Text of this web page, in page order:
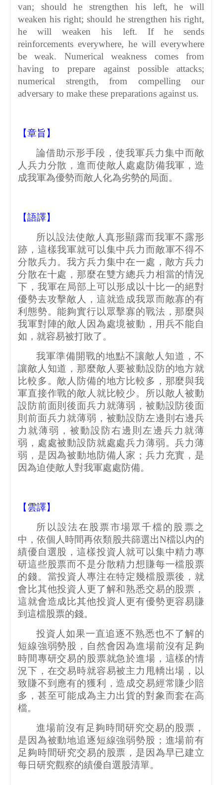
van; should he strengthen his left, he will
weaken his right; should he strengthen his right,
he will weaken his left. If he sends
reinforcements everywhere, he will everywhere
be weak. Numerical weakness comes from
having to prepare against possible attacks;
numerical strength, from compelling our
adversary to make these preparations against us.
【章旨】
論借助示形手段，使我軍兵力集中而敵
人兵力分散，進而使敵人處處防備我軍，造
成我軍為優勢而敵人化為劣勢的局面。
【語譯】
所以設法使敵人真形顯露而我軍不露形
跡，這樣我軍就可以集中兵力而敵軍不得不
分散兵力。我方兵力集中在一處，敵方兵力
分散在十處，那麼在雙方總兵力相當的情況
下，我軍在局部上可以形成以十比一的絕對
優勢去攻擊敵人，這就造成我眾而敵寡的有
利態勢。能夠實行以眾擊寡的戰法，那麼與
我軍對陣的敵人因為處境被動，用兵不能自
如，就容易被打敗了。
我軍準備開戰的地點不讓敵人知道，不
讓敵人知道，那麼敵人要被動設防的地方就
比較多。敵人防備的地方比較多，那麼與我
軍直接作戰的敵人就比較少。所以敵人被動
設防前面則後面兵力就薄弱，被動設防後面
則前面兵力就薄弱，被動設防左邊則右邊兵
力就薄弱，被動設防右邊則左邊兵力就薄
弱，處處被動設防就處處兵力薄弱。兵力薄
弱，是因為被動地防備人家；兵力充實，是
因為迫使敵人對我軍處處防備。
【雲譯】
所以設法在股票市場眾千檔的股票之
中，依個人時間再依類股共篩選出N檔以內的
績優自選股，這樣投資人就可以集中精力專
研這些股票而不是分散精力想賺每一檔股票
的錢。當投資人專注在特定幾檔股票後，就
會比其他投資人更了解和熟悉交易的股票，
這就會造成比其他投資人更有優勢更容易賺
到這檔股票的錢。
投資人如果一直追逐不熟悉也不了解的
短線強弱勢股，自然會因為進場前沒有足夠
時間專研交易的股票就急於進場，這樣的情
況下，在交易時就容易被主力甩轎出場，以
致賺不到應有的獲利，造成交易經常賺少賠
多，甚至可能成為主力出貨的對象而套在高
檔。
進場前沒有足夠時間研究交易的股票，
是因為被動地追逐短線強弱勢股；進場前有
足夠時間研究交易的股票，是因為早已建立
每日研究觀察的績優自選股清單。